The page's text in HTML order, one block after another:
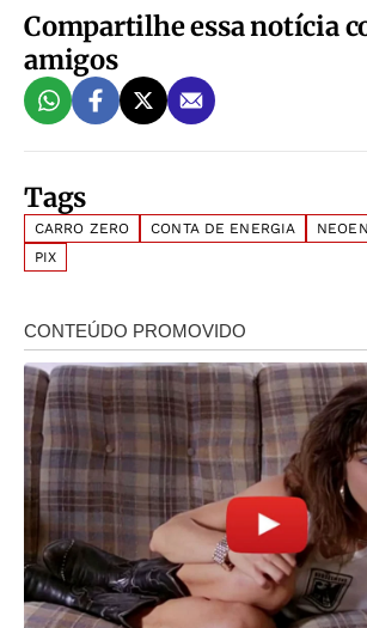
Compartilhe essa notícia
amigos
Tags
CARRO ZERO CONTA DE ENERGIA
PIX